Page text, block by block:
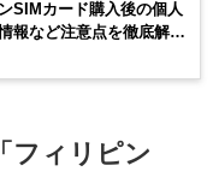
SIMカード購入後の個人
報など注意点を徹底解
フィリピン